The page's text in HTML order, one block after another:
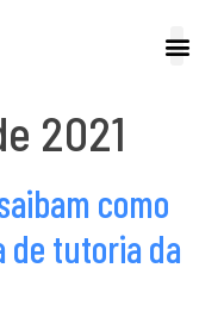
2021
como
de tutoria da